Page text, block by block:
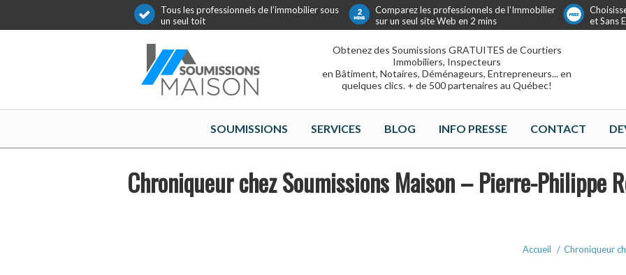
Tous les professionnels de l’immobilier sous
un seul toit
Comparez les professionnels de l’Immobilier
sur un seul site Web en 2 mins
et Sans
Obtenez des Soumissions GRATUITES de Courtiers
Immobiliers, Inspecteurs
en Bâtiment, Notaires, Déménageurs, Entrepreneurs... en
quelques clics. + de 500 partenaires au Québec!
SOUMISSIONS SERVICES BLOG INFO PRESSE CONTACT
Chroniqueur chez Soumissions Maison – Pierre-Philippe
Accueil / Chroniqueur